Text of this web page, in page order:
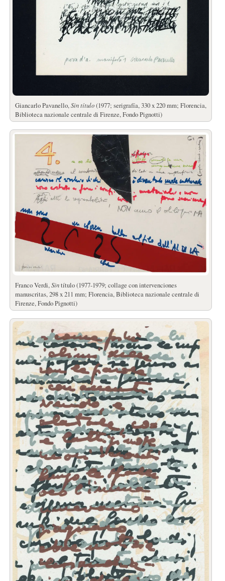
Giancarlo Pavanello,Sin título(1977; serigrafía, 330 x 220 mm; Florencia,
Biblioteca nazionale centrale di Firenze, Fondo Pignotti)
Franco Verdi,Sintítulo (1977-1979; collage con intervenciones
manuscritas, 298 x 211 mm; Florencia, Biblioteca nazionale centrale di
Firenze, Fondo Pignotti)